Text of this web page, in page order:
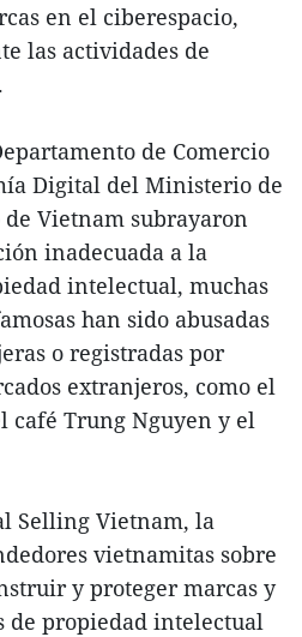
en el ciberespacio,
las actividades de
de Comercio
Digital del Ministerio de
Vietnam subrayaron
inadecuada a la
intelectual, muchas
han sido abusadas
o registradas por
extranjeros, como el
café Trung Nguyen y el
Selling Vietnam, la
vietnamitas sobre
y proteger marcas y
de propiedad intelectual